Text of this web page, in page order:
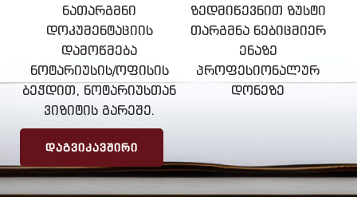
ნათარგმნი
დოკუმენტაციის
დამოწმება
ნოტარიუსის/ოფისის
ბეჭდით, ნოტარიუსთან
ვიზიტის გარეშე.
ᲓᲐᲒᲕᲘᲙᲐᲕᲨᲘᲠᲘ
ზედმიწევნით ზუსტი
თარგმნა ნებიცმიერ
ენაზე
პროფესიონალურ
დონეზე